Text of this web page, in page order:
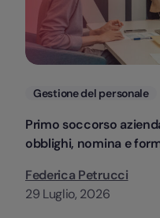
Categorie
Gestione del personale
Primo soccorso
obblighi, nomina e
Federica Petrucci
29 Luglio, 2026